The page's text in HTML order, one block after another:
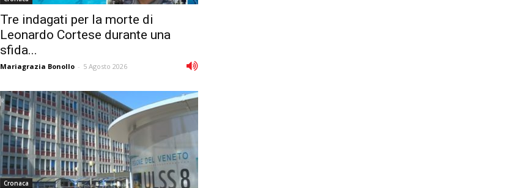
Tre indagati per la morte di
Leonardo Cortese durante una
sfida...
Mariagrazia Bonollo - 5 Agosto 2026
Cronaca